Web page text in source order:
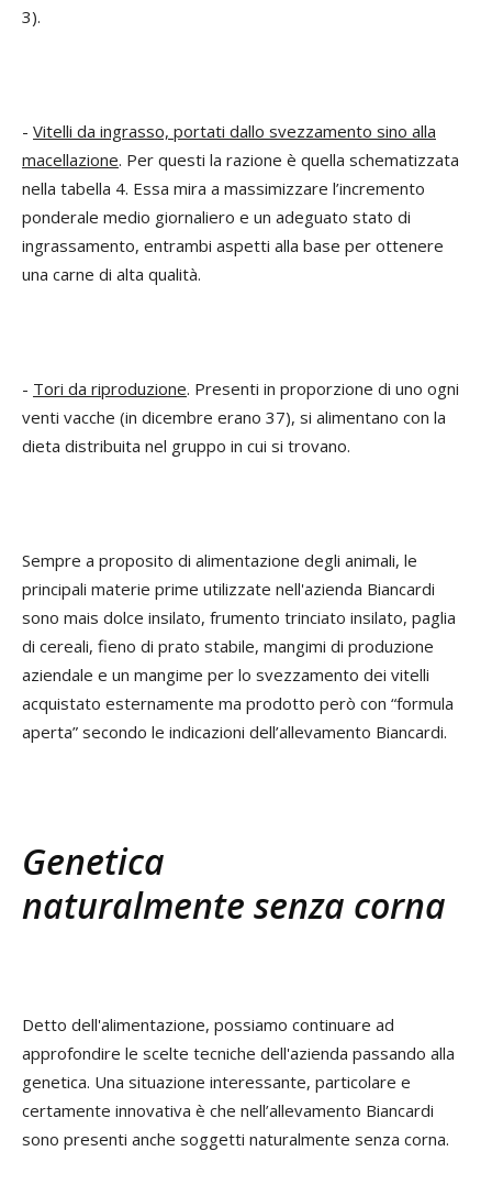
3).
- Vitelli da ingrasso, portati dallo svezzamento sino alla
macellazione. Per questi la razione è quella schematizzata
nella tabella 4. Essa mira a massimizzare l’incremento
ponderale medio giornaliero e un adeguato stato di
ingrassamento, entrambi aspetti alla base per ottenere
una carne di alta qualità.
- Tori da riproduzione. Presenti in proporzione di uno ogni
venti vacche (in dicembre erano 37), si alimentano con la
dieta distribuita nel gruppo in cui si trovano.
Sempre a proposito di alimentazione degli animali, le
principali materie prime utilizzate nell'azienda Biancardi
sono mais dolce insilato, frumento trinciato insilato, paglia
di cereali, fieno di prato stabile, mangimi di produzione
aziendale e un mangime per lo svezzamento dei vitelli
acquistato esternamente ma prodotto però con “formula
aperta” secondo le indicazioni dell’allevamento Biancardi.
Genetica
naturalmente senza corna
Detto dell'alimentazione, possiamo continuare ad
approfondire le scelte tecniche dell'azienda passando alla
genetica. Una situazione interessante, particolare e
certamente innovativa è che nell’allevamento Biancardi
sono presenti anche soggetti naturalmente senza corna.